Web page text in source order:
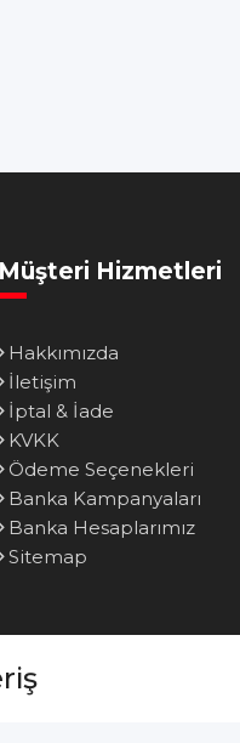
Müşteri Hizmetleri
Hakkımızda
İletişim
İptal & İade
KVKK
Ödeme Seçenekleri
Banka Kampanyaları
Banka Hesaplarımız
Sitemap